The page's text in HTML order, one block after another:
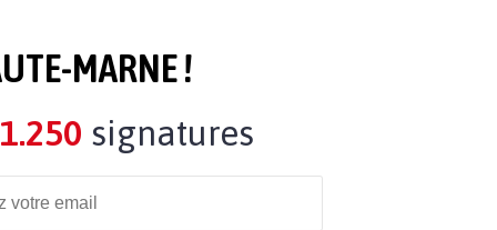
MARNE !
signatures